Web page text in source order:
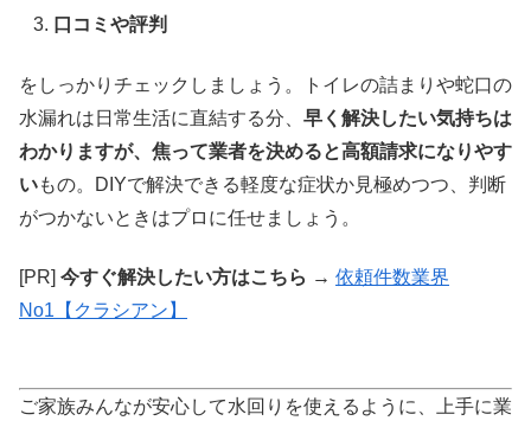
口コミや評判
をしっかりチェックしましょう。トイレの詰まりや蛇口の
水漏れは日常生活に直結する分、 早く解決したい気持ちは
わかりますが、焦って業者を決めると高額請求になりやす
いもの。DIYで解決できる軽度な症状か見極めつつ、判断
がつかないときはプロに任せましょう。
[PR] 今すぐ解決したい方はこちら → 依頼件数業界
No1【クラシアン】
ご家族みんなが安心して水回りを使えるように、上手に業